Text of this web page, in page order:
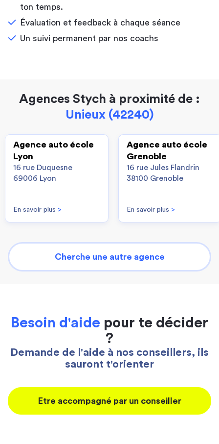
ton temps.
Évaluation et feedback à chaque séance
Un suivi permanent par nos coachs
Agences Stych à proximité de :
Unieux (42240)
Agence auto école
Lyon
16 rue Duquesne
69006 Lyon
En savoir plus >
Agence auto école
Grenoble
16 rue Jules Flandrin
38100 Grenoble
En savoir plus >
Cherche une autre agence
Besoin d'aide pour te décider
?
Demande de l'aide à nos conseillers, ils
sauront t'orienter
Etre accompagné par un conseiller